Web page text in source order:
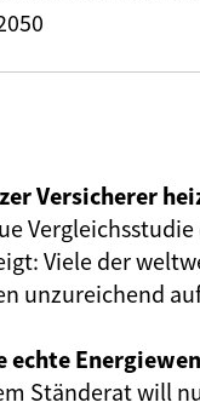
Versicherer
Viele der
unzureichend
echte
Ständerat will